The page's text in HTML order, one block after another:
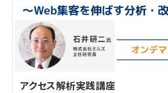
アクセス解析実践講座